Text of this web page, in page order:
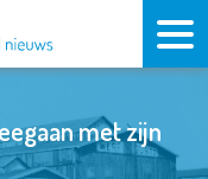
met zijn